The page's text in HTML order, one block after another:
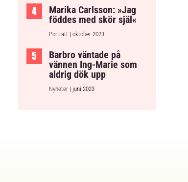
Marika Carlsson: »Jag
föddes med skör själ«
Porträtt| oktober 2023
Barbro väntade på
vännen Ing-Marie som
aldrig dök upp
Nyheter| juni 2023